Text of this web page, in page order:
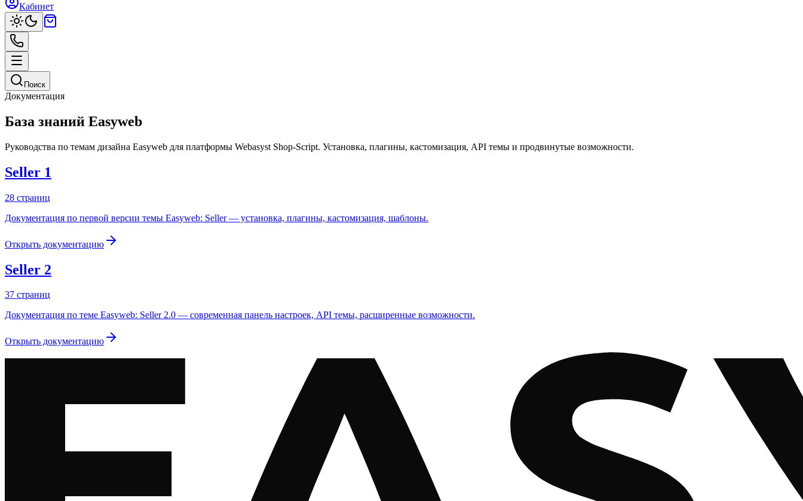
Кабинет
Поиск
Документация
База знаний Easyweb
Руководства по темам дизайна Easyweb для платформы Webasyst Shop-Script. Установка, плагины, кастомизация, API темы и продвинутые возможности.
Seller 1
28 страниц
Документация по первой версии темы Easyweb: Seller — установка, плагины, кастомизация, шаблоны.
Открыть документацию
Seller 2
37 страниц
Документация по теме Easyweb: Seller 2.0 — современная панель настроек, API темы, расширенные возможности.
Открыть документацию